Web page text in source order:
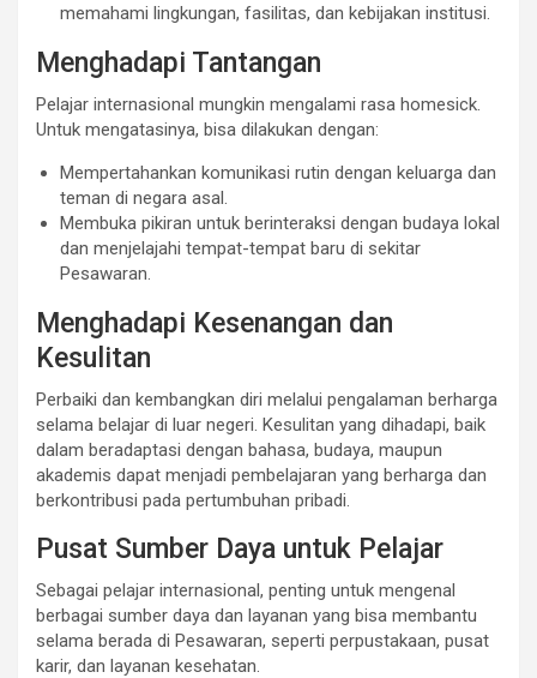
memahami lingkungan, fasilitas, dan kebijakan institusi.
Menghadapi Tantangan
Pelajar internasional mungkin mengalami rasa homesick.
Untuk mengatasinya, bisa dilakukan dengan:
Mempertahankan komunikasi rutin dengan keluarga dan
teman di negara asal.
Membuka pikiran untuk berinteraksi dengan budaya lokal
dan menjelajahi tempat-tempat baru di sekitar
Pesawaran.
Menghadapi Kesenangan dan
Kesulitan
Perbaiki dan kembangkan diri melalui pengalaman berharga
selama belajar di luar negeri. Kesulitan yang dihadapi, baik
dalam beradaptasi dengan bahasa, budaya, maupun
akademis dapat menjadi pembelajaran yang berharga dan
berkontribusi pada pertumbuhan pribadi.
Pusat Sumber Daya untuk Pelajar
Sebagai pelajar internasional, penting untuk mengenal
berbagai sumber daya dan layanan yang bisa membantu
selama berada di Pesawaran, seperti perpustakaan, pusat
karir, dan layanan kesehatan.